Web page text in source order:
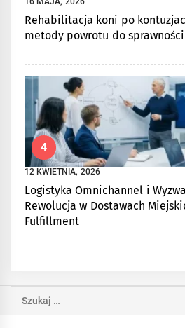
Rehabilitacja koni po
metody powrotu do sprawności
4
12 KWIETNIA, 2026
Logistyka Omnichannel i
Rewolucja w Dostawach
Fulfillment
Szukaj: